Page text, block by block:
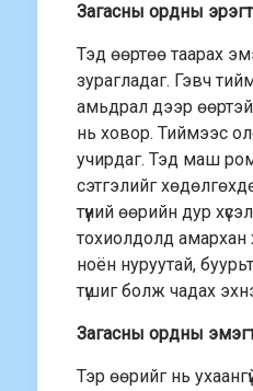
Загасны ордны
Тэд өөртөө таарах
зурагладаг. Гэвч
амьдрал дээр
нь ховор. Тиймээс
учирдаг. Тэд маш
сэтгэлийг
түүний өөрийн дур
тохиолдолд амархан
ноён нуруутай,
түшиг болж чадах
Загасны ордны
Тэр өөрийг нь